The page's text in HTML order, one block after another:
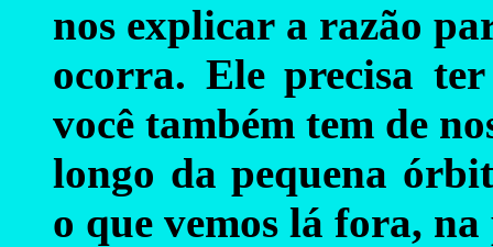
nos explicar a razão
ocorra. Ele precisa
você também tem de
longo da pequena
o que vemos lá fora,